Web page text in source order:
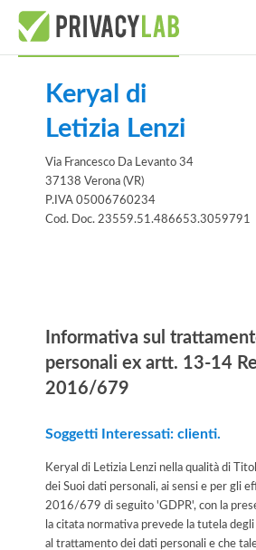
Keryal di
Letizia Lenzi
Via Francesco Da Levanto 34
37138 Verona (VR)
P.IVA 05006760234
Cod. Doc. 23559.51.486653.3059791
Informativa sul
personali ex artt. 13-14
2016/679
Soggetti Interessati: clienti.
Keryal di Letizia Lenzi nella qualità di
dei Suoi dati personali, ai sensi e per gli
2016/679 di seguito 'GDPR', con la
la citata normativa prevede la tutela
al trattamento dei dati personali e che